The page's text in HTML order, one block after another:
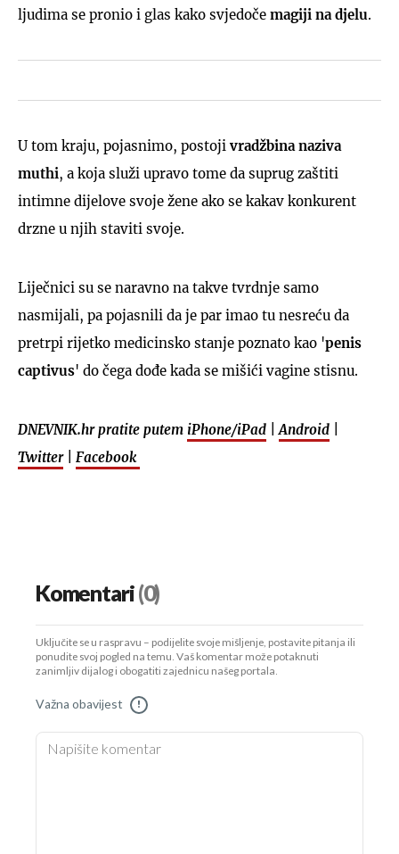
ljudima se pronio i glas kako svjedoče magiji na djelu.
U tom kraju, pojasnimo, postojivradžbina naziva
muthi, a koja služi upravo tome da suprug zaštiti
intimne dijelove svoje žene ako se kakav konkurent
drzne u njih staviti svoje.
Liječnici su se naravno na takve tvrdnje samo
nasmijali, pa pojasnili da je par imao tu nesreću da
pretrpi rijetko medicinsko stanje poznato kao 'penis
captivus' do čega dođe kada se mišići vagine stisnu.
DNEVNIK.hr pratite putem iPhone/iPad Android
Twitter| Facebook
Komentari(0)
Uključite se u raspravu – podijelite svoje mišljenje, postavite pitanja ili
ponudite svoj pogled na temu. Vaš komentar može potaknuti
zanimljiv dijalog i obogatiti zajednicu našeg portala.
Važna obavijest !